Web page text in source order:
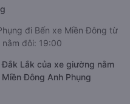
đi Bến xe Miền Đông từ
đôi: 19:00
Lắk của xe giường nằm
Đông Anh Phụng